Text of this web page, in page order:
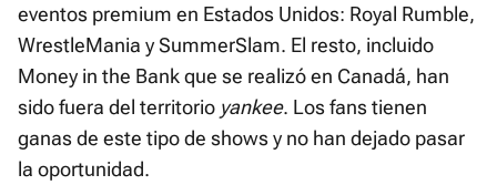
eventos premium en Estados Unidos: Royal Rumble,
WrestleMania y SummerSlam. El resto, incluido
Money in the Bank que se realizó en Canadá, han
sido fuera del territorio yankee. Los fans tienen
ganas de este tipo de shows y no han dejado pasar
la oportunidad.